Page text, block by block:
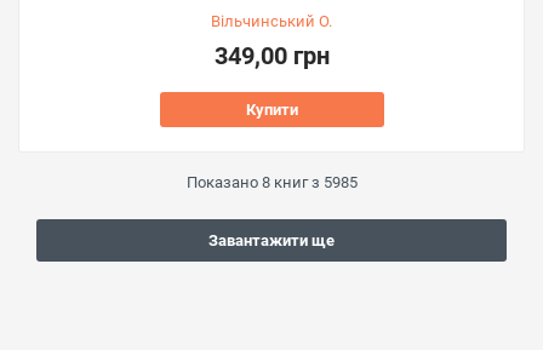
Вільчинський О.
349,00 грн
Купити
Показано 8книг з 5985
Завантажити ще